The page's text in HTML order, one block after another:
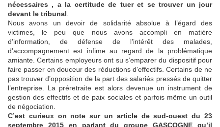
nécessaires , a la certitude de tuer et se trouver un jour
devant le tribunal
Nous avons un devoir de solidarité absolue à l’égard des
victimes, le peu que nous avons accompli en matière
d’information, de défense de l’intérêt des malades,
d’accompagnement est infime au regard de la problématique
amiante. Certains employeurs ont su s’emparer du dispositif pour
faire passer en douceur des réductions d’effectifs. Certains de ne
pas trouver d’opposition de la part des salariés pressés de quitter
l’entreprise. La préretraite est alors devenue un instrument de
gestion des effectifs et de paix sociales et parfois même un outil
de négociation.
C’est curieux on note sur un article de sud-ouest du 23
septembre 2015 en parlant du groupe GASCOGNE qu’il